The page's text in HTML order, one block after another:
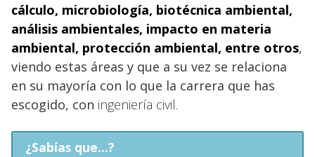
cálculo, microbiología, biotécnica ambiental,
análisis ambientales, impacto en materia
ambiental, protección ambiental, entre otros,
viendo estas áreas y que a su vez se relaciona
en su mayoría con lo que la carrera que has
escogido, con ingeniería civil.
¿Sabías que...?